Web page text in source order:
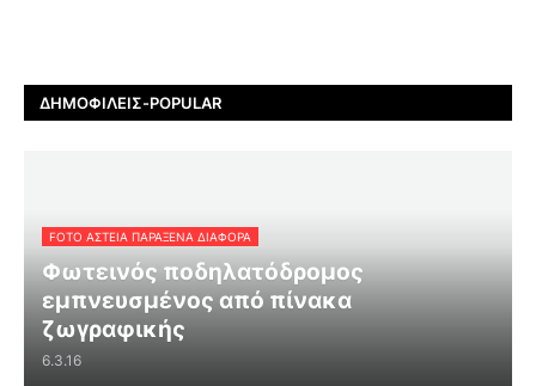
ΔΗΜΟΦΙΛΕΊΣ-POPULAR
FOTO ΑΣΤΕΙΑ ΠΑΡΑΞΕΝΑ ΔΙΑΦΟΡΑ
Φωτεινός ποδηλατόδρομος
εμπνευσμένος από πίνακα
ζωγραφικής
6.3.16